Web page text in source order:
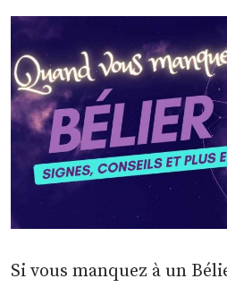
Si vous manquez à un